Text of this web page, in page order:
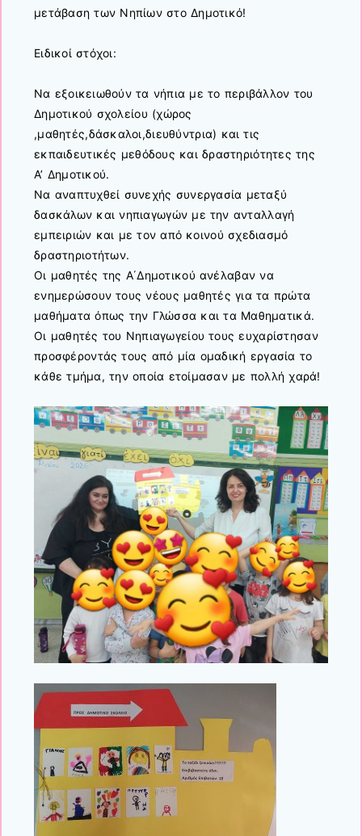
μετάβαση των Νηπίων στο Δημοτικό!
Ειδικοί στόχοι:
Να εξοικειωθούν τα νήπια με το περιβάλλον του
Δημοτικού σχολείου (χώρος
,μαθητές,δάσκαλοι,διευθύντρια) και τις
εκπαιδευτικές μεθόδους και δραστηριότητες της
Α’ Δημοτικού.
Να αναπτυχθεί συνεχής συνεργασία μεταξύ
δασκάλων και νηπιαγωγών με την ανταλλαγή
εμπειριών και με τον από κοινού σχεδιασμό
δραστηριοτήτων.
Οι μαθητές της Α΄Δημοτικού ανέλαβαν να
ενημερώσουν τους νέους μαθητές για τα πρώτα
μαθήματα όπως την Γλώσσα και τα Μαθηματικά.
Οι μαθητές του Νηπιαγωγείου τους ευχαρίστησαν
προσφέροντάς τους από μία ομαδική εργασία το
κάθε τμήμα, την οποία ετοίμασαν με πολλή χαρά!